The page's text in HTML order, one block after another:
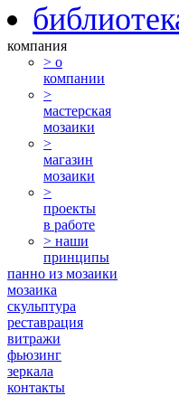
компания
> о
компании
>
мастерская
мозаики
>
магазин
мозаики
>
проекты
в работе
> наши
принципы
панно из мозаики
мозаика
скульптура
реставрация
витражи
фьюзинг
зеркала
контакты